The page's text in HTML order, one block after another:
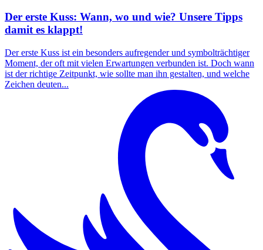
Der erste Kuss: Wann, wo und wie? Unsere Tipps
damit es klappt!
Der erste Kuss ist ein besonders aufregender und symbolträchtiger
Moment, der oft mit vielen Erwartungen verbunden ist. Doch wann
ist der richtige Zeitpunkt, wie sollte man ihn gestalten, und welche
Zeichen deuten...